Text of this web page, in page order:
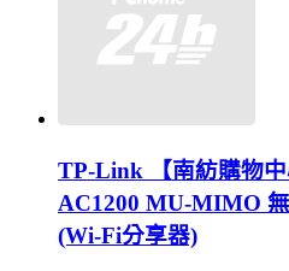
TP-Link 【南紡購物
AC1200 MU-MIMO
(Wi-Fi分享器)